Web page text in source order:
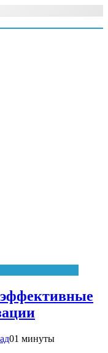
01 минуты